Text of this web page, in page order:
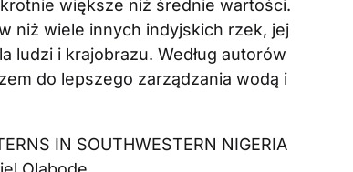
większe niż średnie wartości.
niż wiele innych indyjskich rzek, jej
ludzi i krajobrazu. Według autorów
do lepszego zarządzania wodą i
IN SOUTHWESTERN NIGERIA